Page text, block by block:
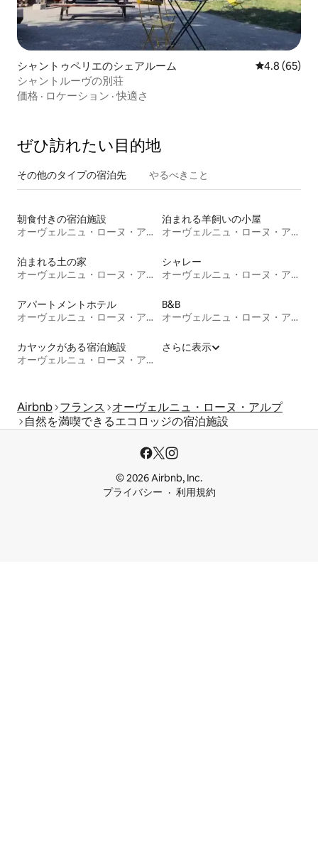
シャントゥペリエのシェアルーム レビュー65
4.8 (65)
シャントルーヴの別荘
価格 · ロケーション ·快適さ
ぜひ訪⁠れ⁠た⁠い目⁠的⁠地
その他のタ⁠イ⁠プ⁠の宿⁠泊⁠先 やるべきこと
朝食付きの宿泊施設
オーヴェルニュ・ローヌ・アルプ
泊まれる羊飼いの小屋
オーヴェルニュ・ローヌ・アルプ
泊まれる土の家
オーヴェルニュ・ローヌ・アルプ
シャレー
オーヴェルニュ・ローヌ・アルプ
アパートメントホテル
オーヴェルニュ・ローヌ・アルプ
B&B
オーヴェルニュ・ローヌ・アルプ
カヤックがある宿泊施設
オーヴェルニュ・ローヌ・アルプ
さらに表示
Airbnb フランス
オーヴェルニュ・ローヌ・アルプ
自然を満喫できるエコロッジの宿泊施設
© 2026 Airbnb, Inc.
プライバシー
利用規約